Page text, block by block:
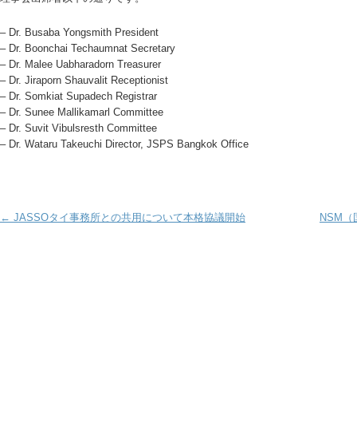
– Dr. Busaba Yongsmith President
– Dr. Boonchai Techaumnat Secretary
– Dr. Malee Uabharadorn Treasurer
– Dr. Jiraporn Shauvalit Receptionist
– Dr. Somkiat Supadech Registrar
– Dr. Sunee Mallikamarl Committee
– Dr. Suvit Vibulsresth Committee
– Dr. Wataru Takeuchi Director, JSPS Bangkok Office
Post navigation
← JASSOタイ事務所との共用について本格協議開始 NSM（